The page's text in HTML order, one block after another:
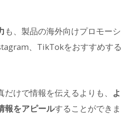
も、製品の海外向けプロモーシ
、TikTokをおすすめする
けで情報を伝えるよりも、 よ
報をアピールすることができま